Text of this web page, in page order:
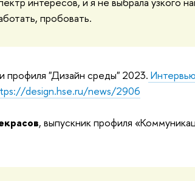
пробовать.
профиля "Дизайн среды" 2023.
design.hse.ru/news/2906
, выпускник профиля «